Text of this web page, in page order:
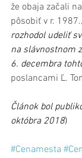
že obaja začali
pôsobiť v r. 1987.
rozhodol udeliť
na slávnostnom
6. decembra
poslancami Ľ.
Článok bol
októbra 2018)
#Cenamesta